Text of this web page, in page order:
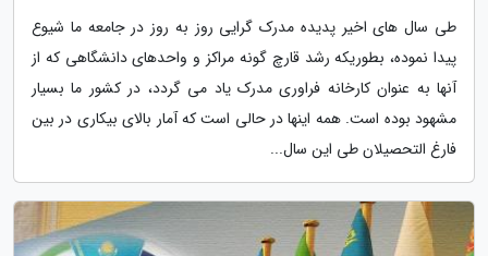
طی سال های اخیر پدیده مدرک گرایی روز به روز در جامعه ما شیوع
پیدا نموده، بطوریکه رشد قارچ گونه مراکز و واحدهای دانشگاهی که از
آنها به عنوان کارخانه فراوری مدرک یاد می گردد، در کشور ما بسیار
مشهود بوده است. همه اینها در حالی است که آمار بالای بیکاری در بین
فارغ التحصیلان طی این سال...